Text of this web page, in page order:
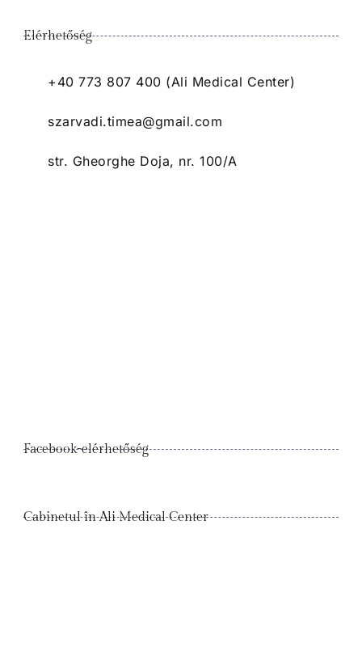
Elérhetőség
+40 773 807 400 (Ali Medical Center)
szarvadi.timea@gmail.com
str. Gheorghe Doja, nr. 100/A
Facebook-elérhetőség
Cabinetul în Ali Medical Center